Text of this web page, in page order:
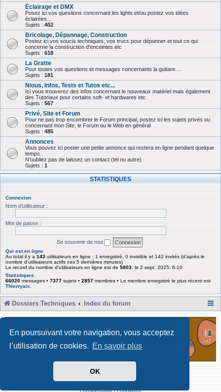
En poursuivant votre navigation, vous acceptez
l’utilisation de cookies. En savoir plus
OK
Éclairage et DMX
Posez ici vos questions concernant les lights et/ou postez vos idées
éclairées...
Sujets : 402
Bricolage, Dépannage, Construction
Postez ici vos soucis techniques, vos trucs pour dépanner et tout ce qui
concerne la construction d'enceintes etc
Sujets : 618
La Gratte
Pour toutes vos questions et messages concernants la guitare....
Sujets : 181
Nious, Infos, Tests et Tutos etc...
Ici vous trouverez des infos concernant le nouveaux matériel mais également
des Tutoriaux pour certains soft- et hardwares etc
Sujets : 567
Privé, Site et Forum
Pour ne pas trop encombrer le Forum principal, postez ici les sujets privés ou
concernant mon Site, le Forum ou le Web en général
Sujets : 485
Annonces
Vous pouvez ici poster une petite annonce qui restera en ligne pendant quelque
temps.
N'oubliez pas de laissez un contact (tel ou autre)
Sujets : 1
STATISTIQUES
Connexion
Nom d’utilisateur :
Mot de passe :
Se souvenir de moi
Qui est en ligne
Au total il y a 143 utilisateurs en ligne : 1 enregistré, 0 invisible et 142 invités (d’après le
nombre d’utilisateurs actifs ces 5 dernières minutes)
Le record du nombre d’utilisateurs en ligne est de 5803 , le 2 sept. 2025, 6:10
Statistiques
66020 messages • 7377 sujets • 2857 membres • Le membre enregistré le plus récent est
Thierryaix
Dossiers Techniques Index du forum
Développé par Forum Software © phpBB Limited
Traduit par phpBB-fr
Confidentialité|Conditions